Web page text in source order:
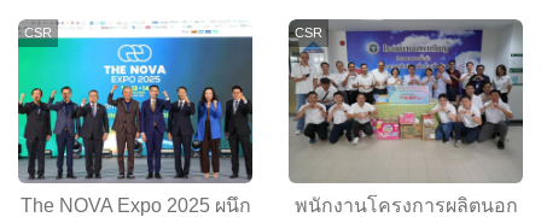
CSR
The NOVA Expo 2025 ผนึก
CSR
พนักงานโครงการผลิตนอก